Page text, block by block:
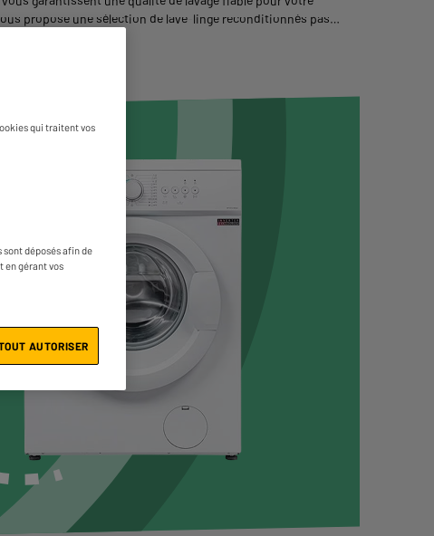
propose une sélection de lave-linge reconditionnés pas
qui traitent vos
déposés afin de
en gérant vos
AUTORISER